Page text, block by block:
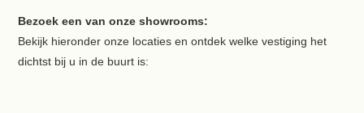
Bezoek een van onze showrooms:
Bekijk hieronder onze locaties en ontdek welke vestiging het
dichtst bij u in de buurt is: